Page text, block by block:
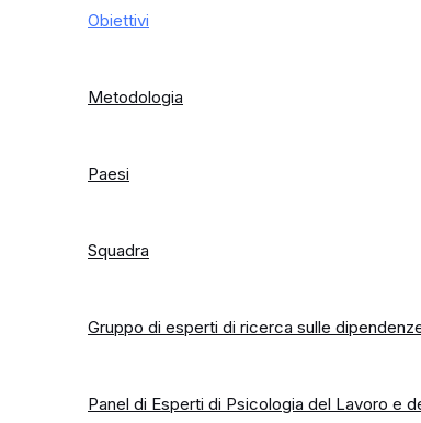
Obiettivi
Metodologia
Paesi
Squadra
Gruppo di esperti di ricerca sulle
Panel di Esperti di Psicologia del Lavoro e